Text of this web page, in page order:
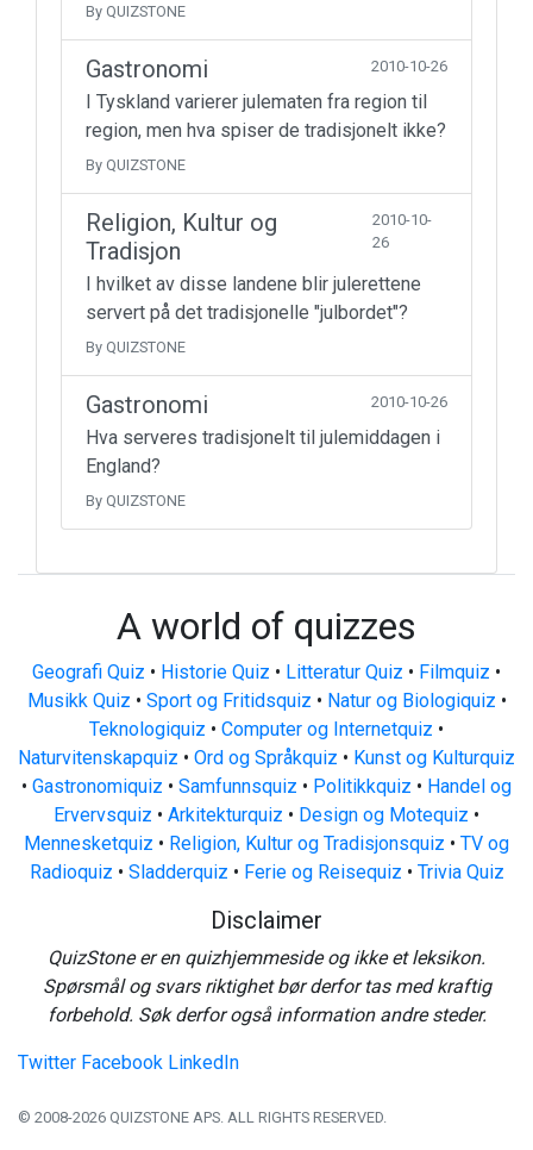
By QUIZSTONE
Gastronomi 2010-10-26
I Tyskland varierer julematen fra region til
region, men hva spiser de tradisjonelt ikke?
By QUIZSTONE
Religion, Kultur og
Tradisjon
2010-10-
26
I hvilket av disse landene blir julerettene
servert på det tradisjonelle "julbordet"?
By QUIZSTONE
Gastronomi 2010-10-26
Hva serveres tradisjonelt til julemiddagen i
England?
By QUIZSTONE
A world of quizzes
Geografi Quiz • Historie Quiz • Litteratur Quiz • Filmquiz •
Musikk Quiz • Sport og Fritidsquiz • Natur og Biologiquiz •
Teknologiquiz • Computer og Internetquiz •
Naturvitenskapquiz • Ord og Språkquiz • Kunst og Kulturquiz
• Gastronomiquiz • Samfunnsquiz • Politikkquiz • Handel og
Ervervsquiz • Arkitekturquiz • Design og Motequiz •
Mennesketquiz • Religion, Kultur og Tradisjonsquiz • TV og
Radioquiz • Sladderquiz • Ferie og Reisequiz • Trivia Quiz
Disclaimer
QuizStone er en quizhjemmeside og ikke et leksikon.
Spørsmål og svars riktighet bør derfor tas med kraftig
forbehold. Søk derfor også information andre steder.
Twitter Facebook LinkedIn
© 2008-2026 QUIZSTONE APS. ALL RIGHTS RESERVED.